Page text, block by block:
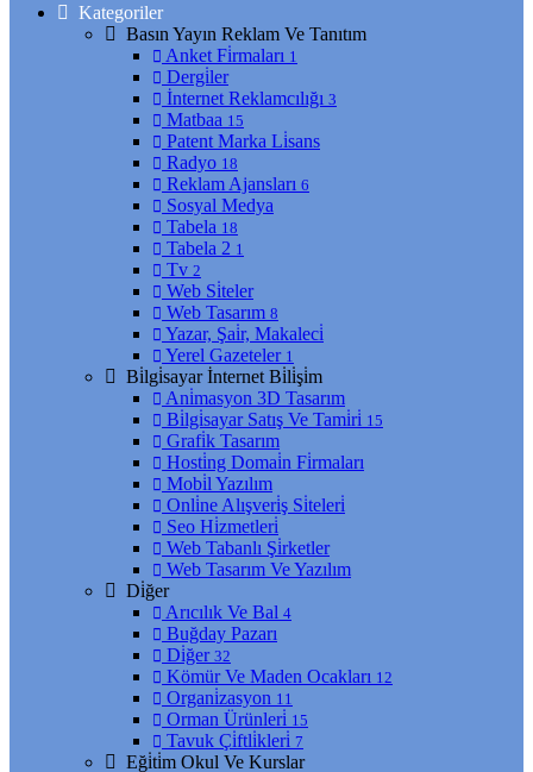
Kategoriler
Basın Yayın Reklam Ve Tanıtım
Anket Fi̇rmaları 1
Dergi̇ler
İnternet Reklamcılığı 3
Matbaa 15
Patent Marka Li̇sans
Radyo 18
Reklam Ajansları 6
Sosyal Medya
Tabela 18
Tabela 2 1
Tv 2
Web Si̇teler
Web Tasarım 8
Yazar, Şai̇r, Makaleci̇
Yerel Gazeteler 1
Bi̇lgi̇sayar İnternet Bi̇li̇şi̇m
Ani̇masyon 3D Tasarım
Bi̇lgi̇sayar Satış Ve Tami̇ri̇ 15
Grafi̇k Tasarım
Hosti̇ng Domai̇n Fi̇rmaları
Mobi̇l Yazılım
Onli̇ne Alışveri̇ş Si̇teleri̇
Seo Hi̇zmetleri̇
Web Tabanlı Şi̇rketler
Web Tasarım Ve Yazılım
Di̇ğer
Arıcılık Ve Bal 4
Buğday Pazarı
Di̇ğer 32
Kömür Ve Maden Ocakları 12
Organi̇zasyon 11
Orman Ürünleri̇ 15
Tavuk Çi̇ftli̇kleri̇ 7
Eği̇ti̇m Okul Ve Kurslar